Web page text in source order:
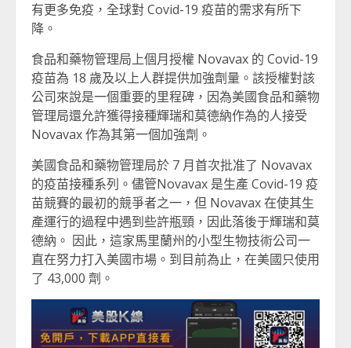
有更多免疫，全球對 Covid-19 疫苗的需求有所下
降。
食品和藥物管理局上個月授權 Novavax 的 Covid-19
疫苗為 18 歲及以上人群提供加強劑量。該授權對該
公司來說是一個重要的里程碑，因為美國食品和藥物
管理局還允許獲得接種輝瑞和莫德納作為的人接受
Novavax 作為其第一個加強劑。
美國食品和藥物管理局於 7 月首次批准了 Novavax
的疫苗接種系列。儘管Novavax 是生產 Covid-19 疫
苗競賽的最初的競爭者之一，但 Novavax 在使其生
產運行的過程中遇到些許瓶頸，因此落後于輝瑞和莫
德納。 因此，這家馬里蘭州的小型生物技術公司一
直在努力打入美國市場。到目前為止，在美國只使用
了 43,000 劑。